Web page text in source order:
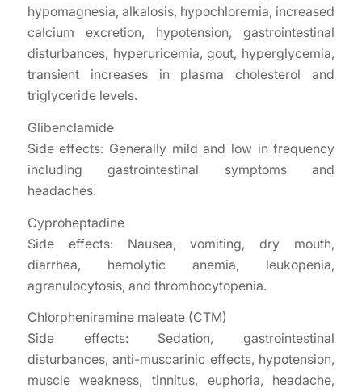
hypomagnesia, alkalosis, hypochloremia, increased
calcium excretion, hypotension, gastrointestinal
disturbances, hyperuricemia, gout, hyperglycemia,
transient increases in plasma cholesterol and
triglyceride levels.
Glibenclamide
Side effects: Generally mild and low in frequency
including gastrointestinal symptoms and
headaches.
Cyproheptadine
Side effects: Nausea, vomiting, dry mouth,
diarrhea, hemolytic anemia, leukopenia,
agranulocytosis, and thrombocytopenia.
Chlorpheniramine maleate (CTM)
Side effects: Sedation, gastrointestinal
disturbances, anti-muscarinic effects, hypotension,
muscle weakness, tinnitus, euphoria, headache,